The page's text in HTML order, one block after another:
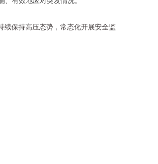
续保持高压态势，常态化开展安全监